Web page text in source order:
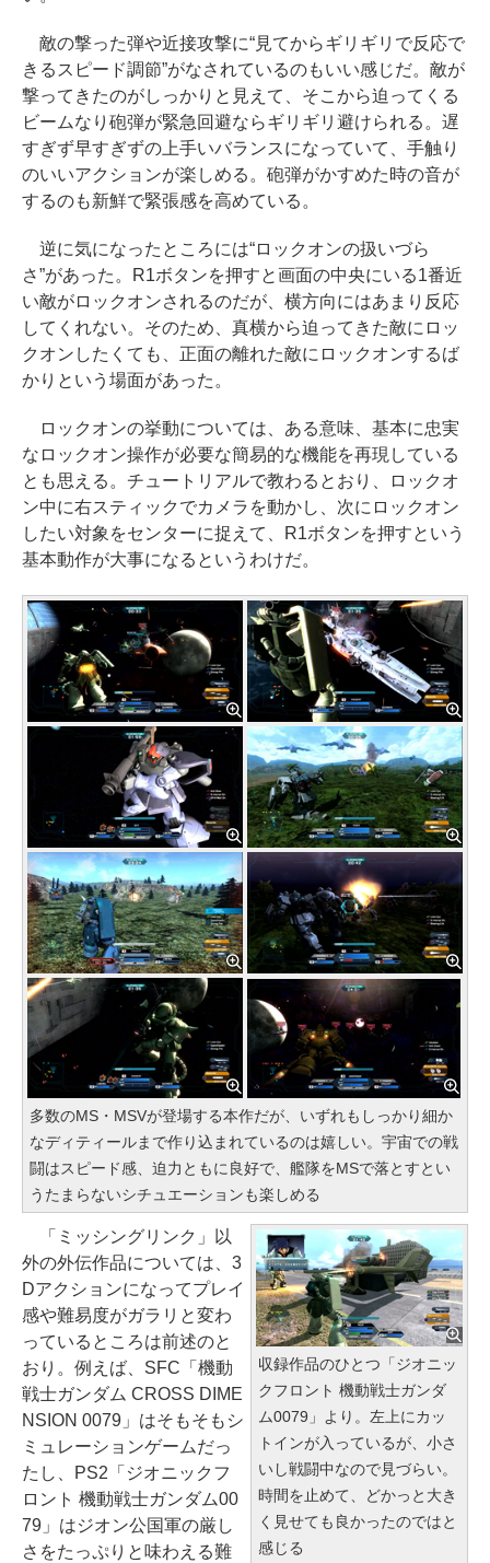
敵の撃った弾や近接攻撃に“見てからギリギリで反応で
きるスピード調節”がなされているのもいい感じだ。敵が
撃ってきたのがしっかりと見えて、そこから迫ってくる
ビームなり砲弾が緊急回避ならギリギリ避けられる。遅
すぎず早すぎずの上手いバランスになっていて、手触り
のいいアクションが楽しめる。砲弾がかすめた時の音が
するのも新鮮で緊張感を高めている。
逆に気になったところには“ロックオンの扱いづら
さ”があった。R1ボタンを押すと画面の中央にいる1番近
い敵がロックオンされるのだが、横方向にはあまり反応
してくれない。そのため、真横から迫ってきた敵にロッ
クオンしたくても、正面の離れた敵にロックオンするば
かりという場面があった。
ロックオンの挙動については、ある意味、基本に忠実
なロックオン操作が必要な簡易的な機能を再現している
とも思える。チュートリアルで教わるとおり、ロックオ
ン中に右スティックでカメラを動かし、次にロックオン
したい対象をセンターに捉えて、R1ボタンを押すという
基本動作が大事になるというわけだ。
多数のMS・MSVが登場する本作だが、いずれもしっかり細か
なディティールまで作り込まれているのは嬉しい。宇宙での戦
闘はスピード感、迫力ともに良好で、艦隊をMSで落とすとい
うたまらないシチュエーションも楽しめる
収録作品のひとつ「ジオニッ
クフロント 機動戦士ガンダ
ム0079」より。左上にカッ
トインが入っているが、小さ
いし戦闘中なので見づらい。
時間を止めて、どかっと大き
く見せても良かったのではと
感じる
「ミッシングリンク」以
外の外伝作品については、3
Dアクションになってプレイ
感や難易度がガラリと変わ
っているところは前述のと
おり。例えば、SFC「機動
戦士ガンダム CROSS DIME
NSION 0079」はそもそもシ
ミュレーションゲームだっ
たし、PS2「ジオニックフ
ロント 機動戦士ガンダム00
79」はジオン公国軍の厳し
さをたっぷりと味わえる難